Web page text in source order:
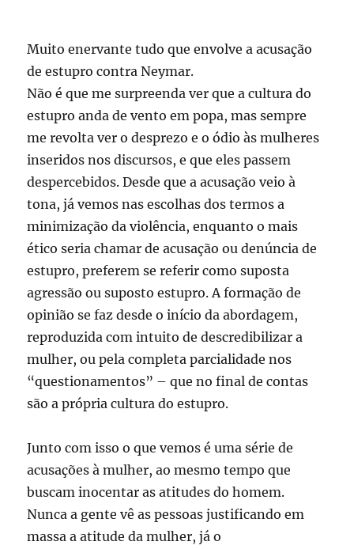
Muito enervante tudo que envolve a acusação
de estupro contra Neymar.
Não é que me surpreenda ver que a cultura do
estupro anda de vento em popa, mas sempre
me revolta ver o desprezo e o ódio às mulheres
inseridos nos discursos, e que eles passem
despercebidos. Desde que a acusação veio à
tona, já vemos nas escolhas dos termos a
minimização da violência, enquanto o mais
ético seria chamar de acusação ou denúncia de
estupro, preferem se referir como suposta
agressão ou suposto estupro. A formação de
opinião se faz desde o início da abordagem,
reproduzida com intuito de descredibilizar a
mulher, ou pela completa parcialidade nos
“questionamentos” – que no final de contas
são a própria cultura do estupro.
Junto com isso o que vemos é uma série de
acusações à mulher, ao mesmo tempo que
buscam inocentar as atitudes do homem.
Nunca a gente vê as pessoas justificando em
massa a atitude da mulher, já o